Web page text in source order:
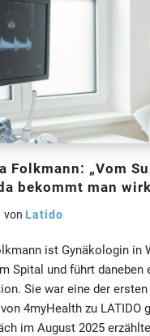
Folkmann: „Vom
bekommt man
von Latido
ist Gynäkologin in
Spital und führt daneben
Sie war eine der
4myHealth zu LATIDO
im August 2025